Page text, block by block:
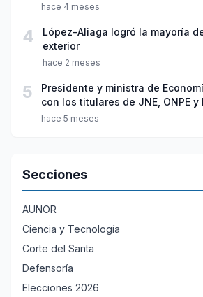
hace 4 meses
4
López-Aliaga logró la mayoría
exterior
hace 2 meses
5
Presidente y ministra de
con los titulares de JNE, ONPE y
hace 5 meses
Secciones
AUNOR
Ciencia y Tecnología
Corte del Santa
Defensoría
Elecciones 2026